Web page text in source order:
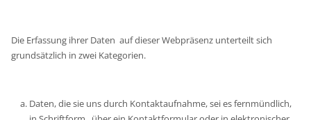
Die Erfassung ihrer Daten auf dieser Webpräsenz unterteilt sich
grundsätzlich in zwei Kategorien.
Daten, die sie uns durch Kontaktaufnahme, sei es fernmündlich,